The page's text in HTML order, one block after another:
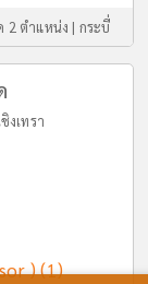
2 ตำแหน่ง | กระบี่
งเทรา
)(1)